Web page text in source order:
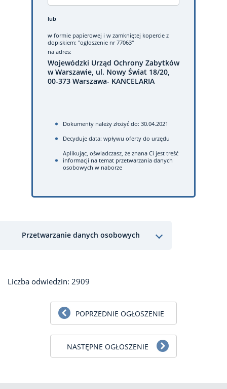
lub
w formie papierowej i w zamkniętej kopercie z
dopiskiem: "ogłoszenie nr 77063"
na adres:
Wojewódzki Urząd Ochrony Zabytków
w Warszawie, ul. Nowy Świat 18/20,
00-373 Warszawa- KANCELARIA
Dokumenty należy złożyć do: 30.04.2021
Decyduje data: wpływu oferty do urzędu
Aplikując, oświadczasz, że znana Ci jest treść
informacji na temat przetwarzania danych
osobowych w naborze
Przetwarzanie danych osobowych
Liczba odwiedzin: 2909
POPRZEDNIE OGŁOSZENIE
NASTĘPNE OGŁOSZENIE